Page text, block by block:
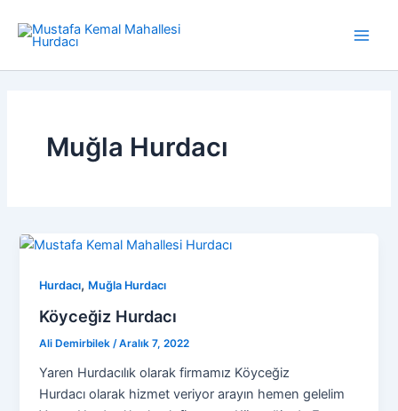
atla
Muğla Hurdacı
Hurdacı, Muğla Hurdacı
Köyceğiz Hurdacı
Ali Demirbilek/Aralık 7, 2022
Yaren Hurdacılık olarak firmamız Köyceğiz
Hurdacı olarak hizmet veriyor arayın hemen gelelim